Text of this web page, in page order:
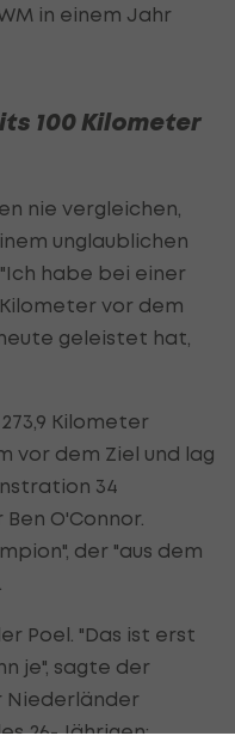
in einem Jahr
100 Kilometer
nie vergleichen,
unglaublichen
habe bei einer
vor dem
geleistet hat,
Kilometer
vor dem Ziel und lag
34
O'Connor.
der "aus dem
Poel. "Das ist erst
je", sagte der
Niederländer
26-Jährigen: